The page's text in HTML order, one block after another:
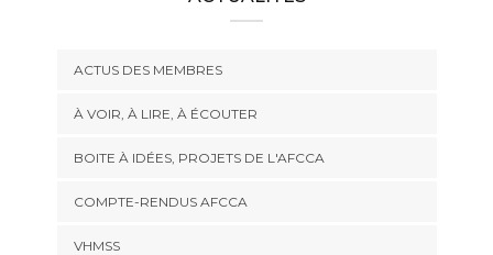
ACTUS DES MEMBRES
À VOIR, À LIRE, À ÉCOUTER
BOITE À IDÉES, PROJETS DE L'AFCCA
COMPTE-RENDUS AFCCA
VHMSS